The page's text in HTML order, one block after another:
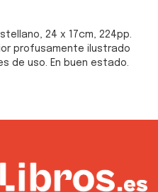
24 x 17cm, 224pp.
profusamente ilustrado
de uso. En buen estado.